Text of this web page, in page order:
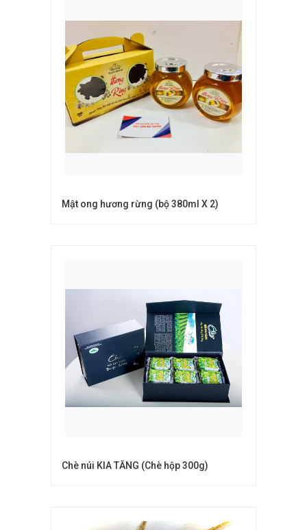
Mật ong hương rừng (bộ 380ml X 2)
Chè núi KIA TĂNG (Chè hộp 300g)